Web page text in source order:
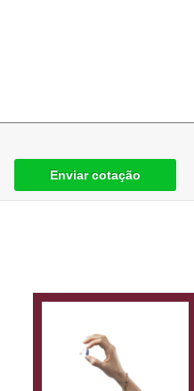
Enviar cotação